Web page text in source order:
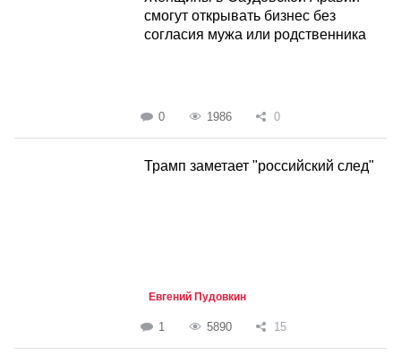
смогут открывать бизнес без
согласия мужа или родственника
0 1986 0
Трамп заметает "российский след"
Евгений Пудовкин
1 5890 15